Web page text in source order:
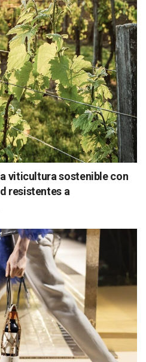
viticultura sostenible con
resistentes a